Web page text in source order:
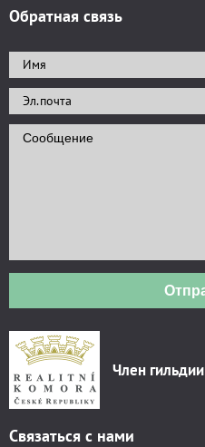
Обратная связь
Член
Связаться с нами